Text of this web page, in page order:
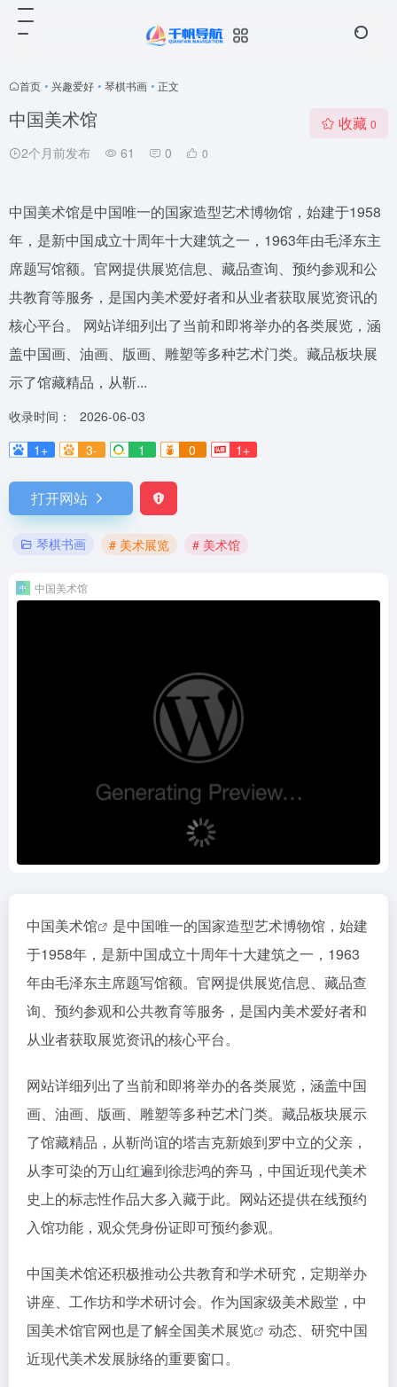
首页 • 兴趣爱好 • 琴棋书画 • 正文
中国美术馆
2个月前发布 61 0 0
收藏 0
中国美术馆是中国唯一的国家造型艺术博物馆，始建于1958
年，是新中国成立十周年十大建筑之一，1963年由毛泽东主
席题写馆额。官网提供展览信息、藏品查询、预约参观和公
共教育等服务，是国内美术爱好者和从业者获取展览资讯的
核心平台。 网站详细列出了当前和即将举办的各类展览，涵
盖中国画、油画、版画、雕塑等多种艺术门类。藏品板块展
示了馆藏精品，从靳...
收录时间：
2026-06-03
1+
3- 1 0 1+
打开网站
琴棋书画 # 美术展览 # 美术馆
中国美术馆
中国美术馆
是中国唯一的国家造型艺术博物馆，始建
于1958年，是新中国成立十周年十大建筑之一，1963
年由毛泽东主席题写馆额。官网提供展览信息、藏品查
询、预约参观和公共教育等服务，是国内美术爱好者和
从业者获取展览资讯的核心平台。
网站详细列出了当前和即将举办的各类展览，涵盖中国
画、油画、版画、雕塑等多种艺术门类。藏品板块展示
了馆藏精品，从靳尚谊的塔吉克新娘到罗中立的父亲，
从李可染的万山红遍到徐悲鸿的奔马，中国近现代美术
史上的标志性作品大多入藏于此。网站还提供在线预约
入馆功能，观众凭身份证即可预约参观。
中国美术馆还积极推动公共教育和学术研究，定期举办
讲座、工作坊和学术研讨会。作为国家级美术殿堂，中
国美术馆官网也是了解全国美术展览
动态、研究中国
近现代美术发展脉络的重要窗口。